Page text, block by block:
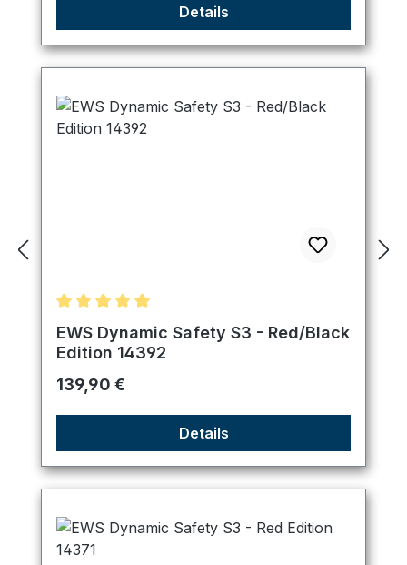
Details
Durchschnittliche Bewertung von 5 von 5 Sternen
EWS Dynamic Safety S3 - Red/Black
Edition 14392
Regulärer Preis:
139,90 €
Details